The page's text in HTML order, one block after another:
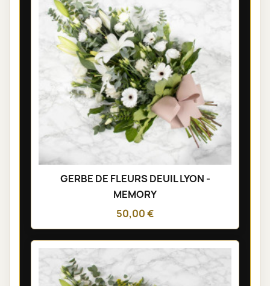
GERBE DE FLEURS DEUIL LYON -
MEMORY
50,00 €